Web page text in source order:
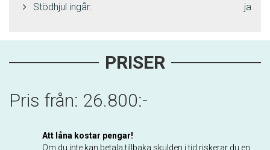
Stödhjul ingår:
ja
PRISER
Pris från: 26.800:-
Att låna kostar pengar!
Om du inte kan betala tillbaka skulden i tid riskerar du en